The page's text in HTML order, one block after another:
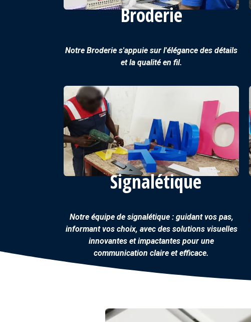
Broderie
Notre Broderie s'appuie sur l'élégance des détails
et la qualité en fil.
Signalétique
Notre équipe de signalétique : guidant vos pas,
informant vos choix, avec des solutions visuelles
innovantes et impactantes pour une
communication claire et efficace.